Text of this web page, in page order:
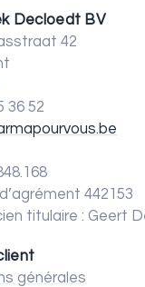
Decloedt BV
42
36 52
442153
titulaire : Geert
générales